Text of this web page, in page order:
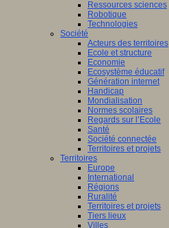
Ressources sciences
Robotique
Technologies
Société
Acteurs des territoires
Ecole et structure
Economie
Ecosystème éducatif
Génération internet
Handicap
Mondialisation
Normes scolaires
Regards sur l’Ecole
Santé
Société connectée
Territoires et projets
Territoires
Europe
International
Régions
Ruralité
Territoires et projets
Tiers lieux
Villes